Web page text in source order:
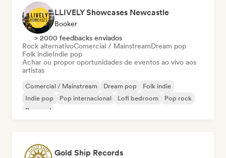
LLIVELY Showcases Newcastle
Booker
> 2000 feedbacks enviados
Rock alternativoComercial / MainstreamDream pop
Folk indieIndie pop
Achar ou propor oportunidades de eventos ao vivo aos
artistas
Comercial / Mainstream Dream pop
Folk indie
Indie pop
Pop internacional Lofi bedroom
Pop rock
Pop soul
Gold Ship Records